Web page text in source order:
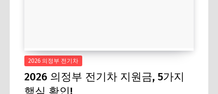
2026 의정부 전기차
2026 의정부 전기차 지원금, 5가지
핵심 확인!